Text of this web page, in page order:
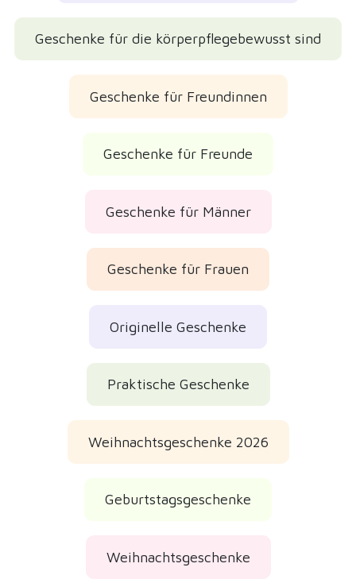
Geschenke für die körperpflegebewusst sind
Geschenke für Freundinnen
Geschenke für Freunde
Geschenke für Männer
Geschenke für Frauen
Originelle Geschenke
Praktische Geschenke
Weihnachtsgeschenke 2026
Geburtstagsgeschenke
Weihnachtsgeschenke